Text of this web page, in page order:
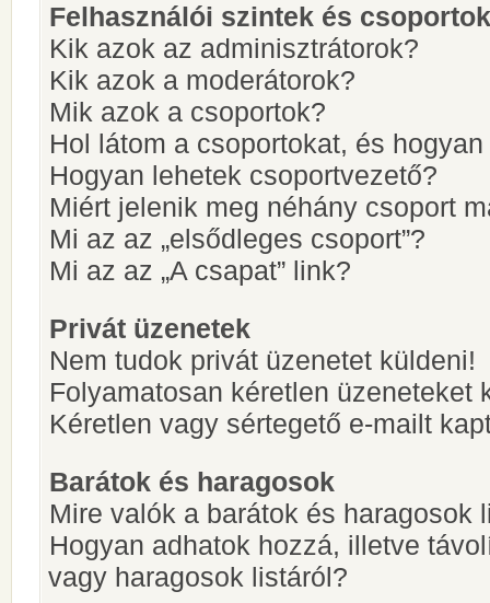
Felhasználói szintek és csoportok
Kik azok az adminisztrátorok?
Kik azok a moderátorok?
Mik azok a csoportok?
Hol látom a csoportokat, és
Hogyan lehetek csoportvezető?
Miért jelenik meg néhány csoport
Mi az az „elsődleges csoport”?
Mi az az „A csapat” link?
Privát üzenetek
Nem tudok privát üzenetet küldeni!
Folyamatosan kéretlen üzeneteket
Kéretlen vagy sértegető e-mailt
Barátok és haragosok
Mire valók a barátok és haragosok
Hogyan adhatok hozzá, illetve
vagy haragosok listáról?